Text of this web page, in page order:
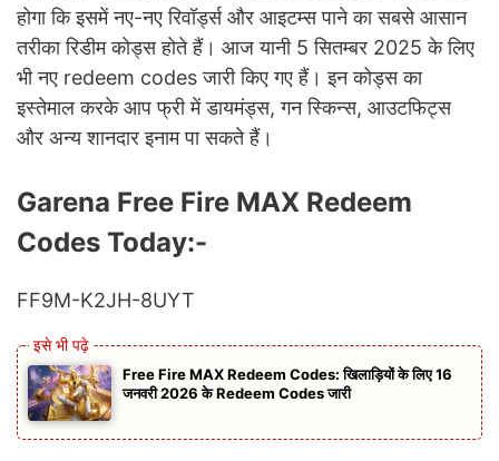
होगा कि इसमें नए-नए रिवॉर्ड्स और आइटम्स पाने का सबसे आसान
तरीका रिडीम कोड्स होते हैं। आज यानी 5 सितम्बर 2025 के लिए
भी नए redeem codes जारी किए गए हैं। इन कोड्स का
इस्तेमाल करके आप फ्री में डायमंड्स, गन स्किन्स, आउटफिट्स
और अन्य शानदार इनाम पा सकते हैं।
Garena Free Fire MAX Redeem
Codes Today:-
FF9M-K2JH-8UYT
Free Fire MAX Redeem Codes: खिलाड़ियों के लिए 16
जनवरी 2026 के Redeem Codes जारी